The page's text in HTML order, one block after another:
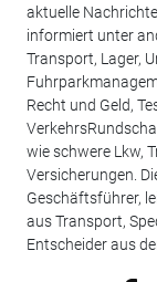
aktuelle
informiert unter
Transport, Lager,
Recht und Geld,
wie schwere Lkw,
Versicherungen.
Geschäftsführer,
aus Transport,
Entscheider aus